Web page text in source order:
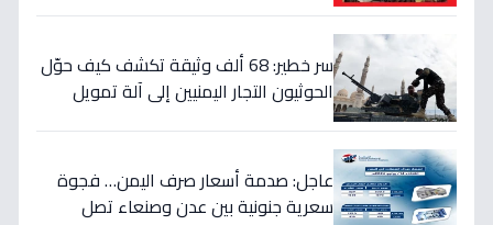
سر خطير: 68 ألف وثيقة تكشف كيف حوّل
الحوثيون التجار اليمنيين إلى آلة تمويل
عاجل: صدمة أسعار صرف اليمن… فجوة
سعرية جنونية بين عدن وصنعاء تصل